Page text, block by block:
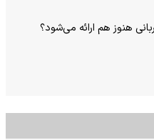
هنوز هم ارائه می‌شود؟